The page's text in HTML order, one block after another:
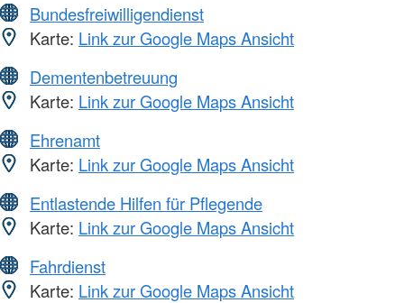
Bundesfreiwilligendienst
Karte: Link zur Google Maps Ansicht
Dementenbetreuung
Karte: Link zur Google Maps Ansicht
Ehrenamt
Karte: Link zur Google Maps Ansicht
Entlastende Hilfen für Pflegende
Karte: Link zur Google Maps Ansicht
Fahrdienst
Karte: Link zur Google Maps Ansicht